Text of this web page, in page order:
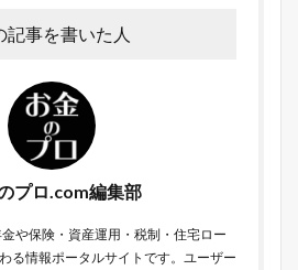
記事を書いた人
プロ.com編集部
や保険・資産運用・税制・住宅ロー
る情報ポータルサイトです。ユーザー